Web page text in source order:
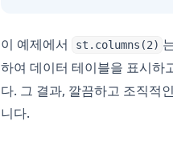
이 예제에서 st.columns(2)
하여 데이터 테이블을 표시하
다. 그 결과, 깔끔하고 조직적
니다.